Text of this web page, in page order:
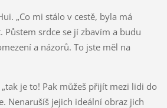
„Co mi stálo v cestě, byla má
Půstem srdce se jí zbavím a budu
a názorů. To jste měl na
je to! Pak můžeš přijít mezi lidi do
Nenarušíš jejich ideální obraz jich